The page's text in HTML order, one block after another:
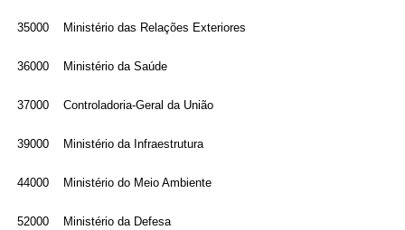
35000 Ministério das Relações Exteriores
36000 Ministério da Saúde
37000 Controladoria-Geral da União
39000 Ministério da Infraestrutura
44000 Ministério do Meio Ambiente
52000 Ministério da Defesa